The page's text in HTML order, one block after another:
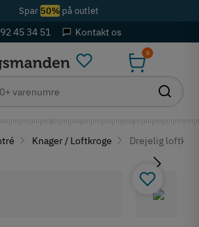
Spar 50%på outlet
45 34 51 Kontakt os
0
Knager / Loftkroge Drejelig